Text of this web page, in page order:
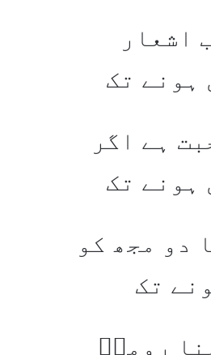
اشعار
ہونے تک
ہے اگر
ہونے تک
دو مجھ کو
تک
رومیؔ